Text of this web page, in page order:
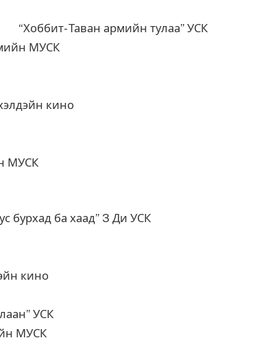
Таван армийн тулаа” УСК
МУСК
кино
МУСК
бурхад ба хаад” 3 Ди УСК
кино
УСК
МУСК